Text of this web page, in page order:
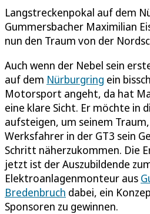
Langstreckenpokal auf dem
Gummersbacher Maximilian
nun den Traum von der
Auch wenn der Nebel sein
auf dem Nürburgring ein
Motorsport angeht, da hat
eine klare Sicht. Er möchte in
aufsteigen, um seinem
Werksfahrer in der GT3 sein
Schritt näherzukommen. Die
jetzt ist der Auszubildende
Elektroanlagenmonteur aus
Bredenbruch dabei, ein
Sponsoren zu gewinnen.